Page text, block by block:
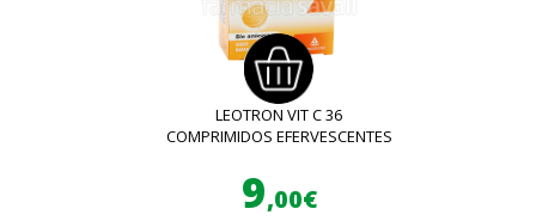
LEOTRON VIT C 36
COMPRIMIDOS EFERVESCENTES
9,00€